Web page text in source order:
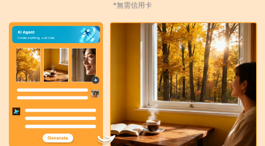
*無需信用卡